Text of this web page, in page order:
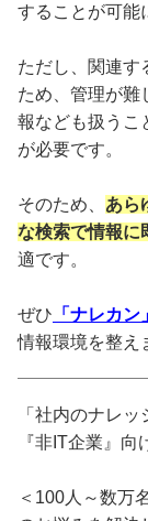
することが可能
ただし、関連す
ため、管理が難
報なども扱うこ
が必要です。
そのため、 あら
な検索で情報に
適です。
ぜひ 「ナレカン」
情報環境を整え
「社内のナレ
『非IT企業』向
＜100人～数万